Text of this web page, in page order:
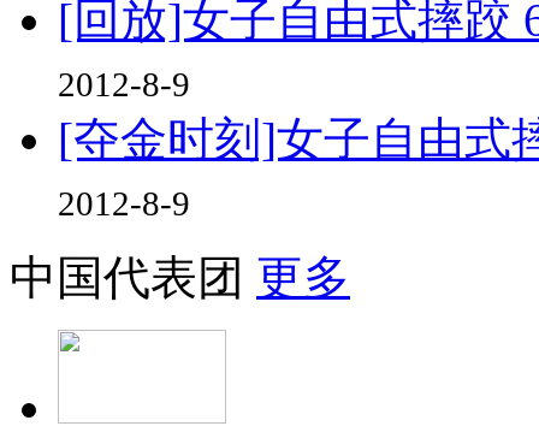
[回放]女子自由式摔跤
2012-8-9
[夺金时刻]女子自由式
2012-8-9
中国代表团 更多